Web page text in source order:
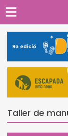
Taller de